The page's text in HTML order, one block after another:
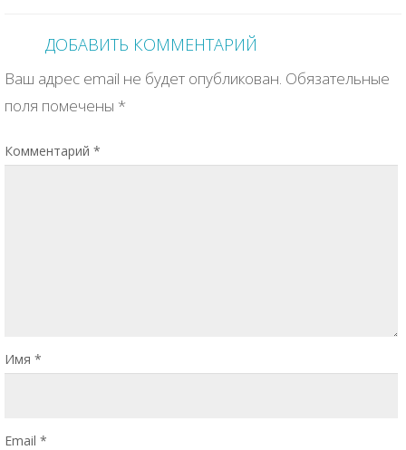
ДОБАВИТЬ КОММЕНТАРИЙ
Ваш адрес email не будет опубликован. Обязательные
поля помечены *
Комментарий *
Имя *
Email *